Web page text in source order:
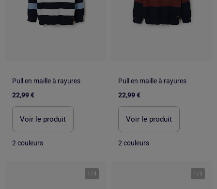
Pull en maille à rayures
22,99 €
Voir le produit
2 couleurs
Pull en maille à rayures
22,99 €
Voir le produit
2 couleurs
1 /4 1 / 3